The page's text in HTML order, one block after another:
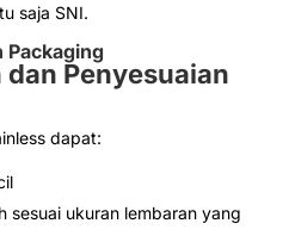
saja SNI.
dan Penyesuaian
dapat:
sesuai ukuran lembaran yang